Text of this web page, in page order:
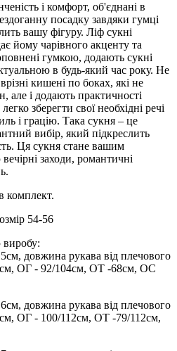
і комфорт, об'єднані в
посадку завдяки гумці
вашу фігуру. Ліф сукні
йому чарівного акценту та
гумкою, додають сукні
в будь-який час року. Не
кишені по боках, які не
але і додають практичності
зберегти свої необхідні речі
і грацію. Така сукня – це
вибір, який підкреслить
Ця сукня стане вашим
заходи, романтичні
комплект.
54-56
виробу:
довжина рукава від плечового
ОГ - 92/104см, ОТ -68см, OC
довжина рукава від плечового
ОГ - 100/112см, ОТ -79/112см,